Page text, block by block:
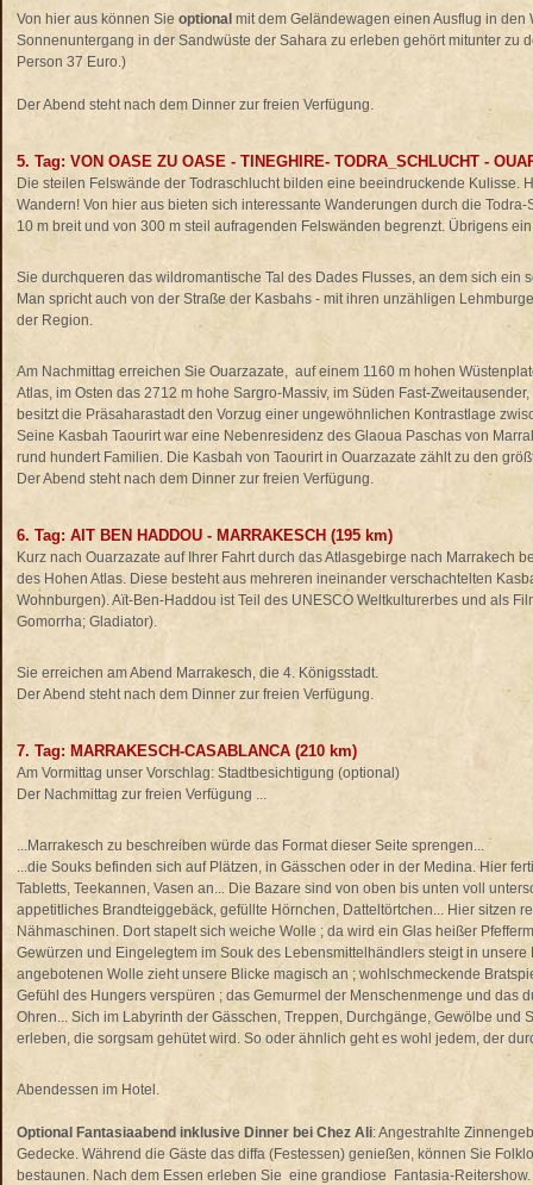
Von hier aus können Sie optional mit dem Geländewagen einen Ausflug in
Sonnenuntergang in der Sandwüste der Sahara zu erleben gehört mitunter zu
Person 37 Euro.)
Der Abend steht nach dem Dinner zur freien Verfügung.
5. Tag: VON OASE ZU OASE - TINEGHIRE- TODRA_SCHLUCHT -
Die steilen Felswände der Todraschlucht bilden eine beeindruckende Kulisse.
Wandern! Von hier aus bieten sich interessante Wanderungen durch die
10 m breit und von 300 m steil aufragenden Felswänden begrenzt. Übrigens
Sie durchqueren das wildromantische Tal des Dades Flusses, an dem sich
Man spricht auch von der Straße der Kasbahs - mit ihren unzähligen
der Region.
Am Nachmittag erreichen Sie Ouarzazate, auf einem 1160 m hohen
Atlas, im Osten das 2712 m hohe Sargro-Massiv, im Süden Fast-
besitzt die Präsaharastadt den Vorzug einer ungewöhnlichen Kontrastlage
Seine Kasbah Taourirt war eine Nebenresidenz des Glaoua Paschas von
rund hundert Familien. Die Kasbah von Taourirt in Ouarzazate zählt zu den
Der Abend steht nach dem Dinner zur freien Verfügung.
6. Tag: AIT BEN HADDOU - MARRAKESCH (195 km)
Kurz nach Ouarzazate auf Ihrer Fahrt durch das Atlasgebirge nach Marrakech
des Hohen Atlas. Diese besteht aus mehreren ineinander verschachtelten
Wohnburgen). Aït-Ben-Haddou ist Teil des UNESCO Weltkulturerbes und als
Gomorrha; Gladiator).
Sie erreichen am Abend Marrakesch, die 4. Königsstadt.
Der Abend steht nach dem Dinner zur freien Verfügung.
7. Tag: MARRAKESCH-CASABLANCA (210 km)
Am Vormittag unser Vorschlag: Stadtbesichtigung (optional)
Der Nachmittag zur freien Verfügung ...
...Marrakesch zu beschreiben würde das Format dieser Seite sprengen...
...die Souks befinden sich auf Plätzen, in Gässchen oder in der Medina. Hier
Tabletts, Teekannen, Vasen an... Die Bazare sind von oben bis unten voll
appetitliches Brandteiggebäck, gefüllte Hörnchen, Datteltörtchen... Hier sitzen
Nähmaschinen. Dort stapelt sich weiche Wolle ; da wird ein Glas heißer
Gewürzen und Eingelegtem im Souk des Lebensmittelhändlers steigt in
angebotenen Wolle zieht unsere Blicke magisch an ; wohlschmeckende
Gefühl des Hungers verspüren ; das Gemurmel der Menschenmenge und das
Ohren... Sich im Labyrinth der Gässchen, Treppen, Durchgänge, Gewölbe
erleben, die sorgsam gehütet wird. So oder ähnlich geht es wohl jedem, der
Abendessen im Hotel.
Optional Fantasiaabend inklusive Dinner bei Chez Ali: Angestrahlte
Gedecke. Während die Gäste das diffa (Festessen) genießen, können Sie
bestaunen. Nach dem Essen erleben Sie eine grandiose Fantasia-